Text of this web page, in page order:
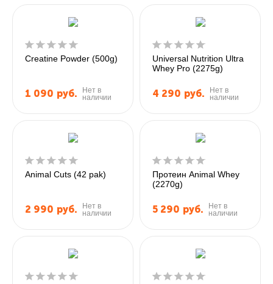
Creatine Powder (500g)
1 090 руб.
Нет в
наличии
Universal Nutrition Ultra
Whey Pro (2275g)
4 290 руб.
Нет в
наличии
Animal Cuts (42 pak)
2 990 руб.
Нет в
наличии
Протеин Animal Whey
(2270g)
5 290 руб.
Нет в
наличии